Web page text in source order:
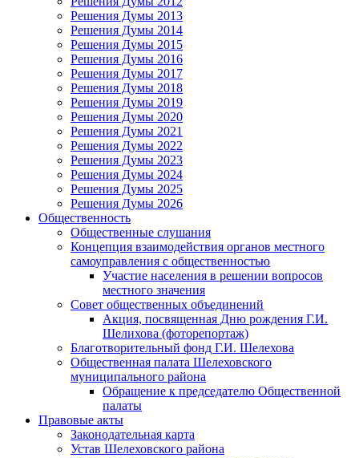
Решения Думы 2013
Решения Думы 2014
Решения Думы 2015
Решения Думы 2016
Решения Думы 2017
Решения Думы 2018
Решения Думы 2019
Решения Думы 2020
Решения Думы 2021
Решения Думы 2022
Решения Думы 2023
Решения Думы 2024
Решения Думы 2025
Решения Думы 2026
Общественность
Общественные слушания
Концепция взаимодействия органов местного
самоуправления с общественностью
Участие населения в решении вопросов
местного значения
Совет общественных объединений
Акция, посвященная Дню рождения Г.И.
Шелихова (фоторепортаж)
Благотворительный фонд Г.И. Шелехова
Общественная палата Шелеховского
муниципального района
Обращение к председателю Общественной
палаты
Правовые акты
Законодательная карта
Устав Шелеховского района